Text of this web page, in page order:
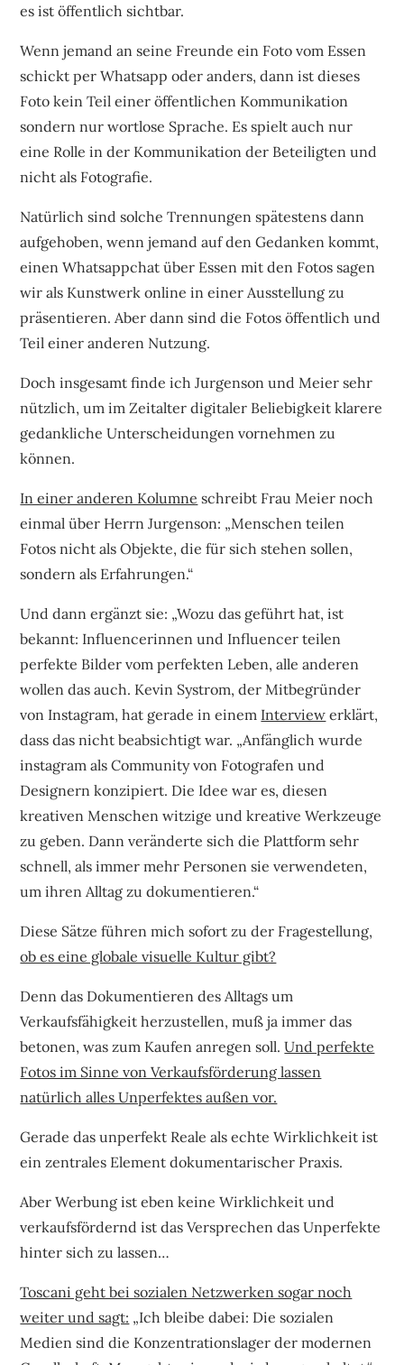
es ist öffentlich sichtbar.
Wenn jemand an seine Freunde ein Foto vom Essen
schickt per Whatsapp oder anders, dann ist dieses
Foto kein Teil einer öffentlichen Kommunikation
sondern nur wortlose Sprache. Es spielt auch nur
eine Rolle in der Kommunikation der Beteiligten und
nicht als Fotografie.
Natürlich sind solche Trennungen spätestens dann
aufgehoben, wenn jemand auf den Gedanken kommt,
einen Whatsappchat über Essen mit den Fotos sagen
wir als Kunstwerk online in einer Ausstellung zu
präsentieren. Aber dann sind die Fotos öffentlich und
Teil einer anderen Nutzung.
Doch insgesamt finde ich Jurgenson und Meier sehr
nützlich, um im Zeitalter digitaler Beliebigkeit klarere
gedankliche Unterscheidungen vornehmen zu
können.
In einer anderen Kolumne schreibt Frau Meier noch
einmal über Herrn Jurgenson: „Menschen teilen
Fotos nicht als Objekte, die für sich stehen sollen,
sondern als Erfahrungen.“
Und dann ergänzt sie: „Wozu das geführt hat, ist
bekannt: Influencerinnen und Influencer teilen
perfekte Bilder vom perfekten Leben, alle anderen
wollen das auch. Kevin Systrom, der Mitbegründer
von Instagram, hat gerade in einem Interview erklärt,
dass das nicht beabsichtigt war. „Anfänglich wurde
instagram als Community von Fotografen und
Designern konzipiert. Die Idee war es, diesen
kreativen Menschen witzige und kreative Werkzeuge
zu geben. Dann veränderte sich die Plattform sehr
schnell, als immer mehr Personen sie verwendeten,
um ihren Alltag zu dokumentieren.“
Diese Sätze führen mich sofort zu der Fragestellung,
ob es eine globale visuelle Kultur gibt?
Denn das Dokumentieren des Alltags um
Verkaufsfähigkeit herzustellen, muß ja immer das
betonen, was zum Kaufen anregen soll.Und perfekte
Fotos im Sinne von Verkaufsförderung lassen
natürlich alles Unperfektes außen vor.
Gerade das unperfekt Reale als echte Wirklichkeit ist
ein zentrales Element dokumentarischer Praxis.
Aber Werbung ist eben keine Wirklichkeit und
verkaufsfördernd ist das Versprechen das Unperfekte
hinter sich zu lassen…
Toscani geht bei sozialen Netzwerken sogar noch
weiter und sagt: „Ich bleibe dabei: Die sozialen
Medien sind die Konzentrationslager der modernen